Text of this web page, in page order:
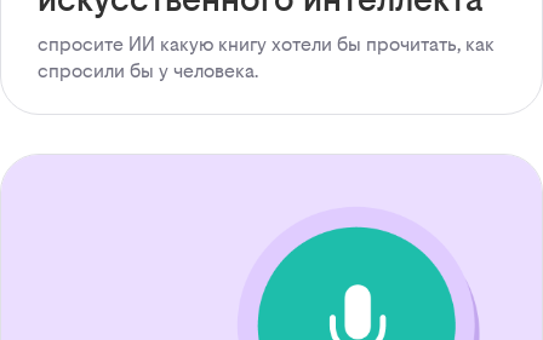
спросите ИИ какую книгу хотели бы прочитать, как
спросили бы у человека.